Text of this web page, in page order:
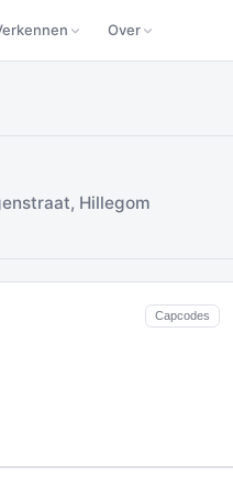
Over
Hillegom
Capcodes